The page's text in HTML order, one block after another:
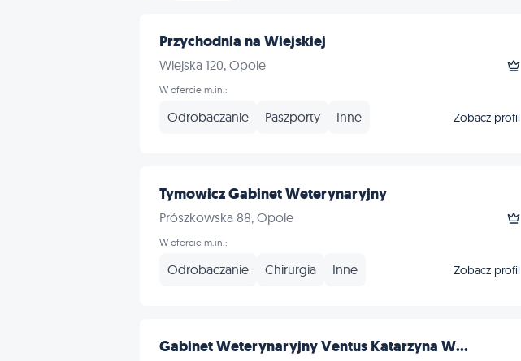
Przychodnia na Wiejskiej
Wiejska 120, Opole
W ofercie m.in.:
Odrobaczanie Paszporty Inne Zobacz profil
Tymowicz Gabinet Weterynaryjny
Prószkowska 88, Opole
W ofercie m.in.:
Odrobaczanie Chirurgia Inne Zobacz profil
Gabinet Weterynaryjny Ventus Katarzyna W...